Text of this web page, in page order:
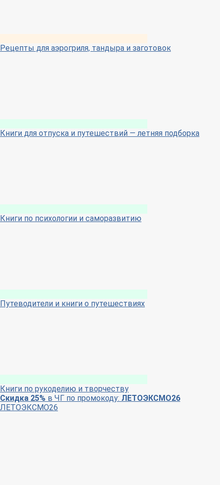
Рецепты для аэрогриля, тандыра и заготовок
Книги для отпуска и путешествий — летняя подборка
Книги по психологии и саморазвитию
Путеводители и книги о путешествиях
Книги по рукоделию и творчеству
Скидка 25% в ЧГ по промокоду: ЛЕТОЭКСМО26
ЛЕТОЭКСМО26